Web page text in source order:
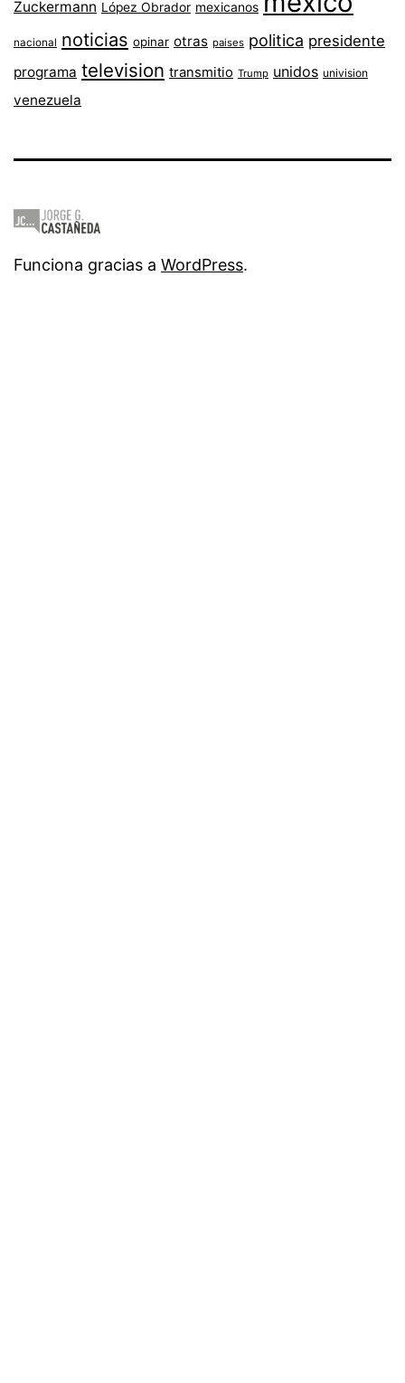
Zuckermann López Obrador mexicanos
nacional noticias opinar otras paises politica presidente
programa television transmitio Trump unidos univision
venezuela
Funciona gracias a WordPress.